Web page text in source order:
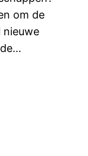
om de
nieuwe